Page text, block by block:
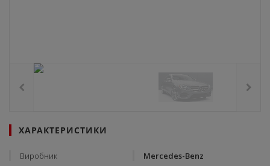
ХАРАКТЕРИСТИКИ
Виробник
Mercedes-Benz